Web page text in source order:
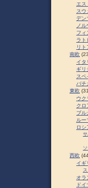
エス
スウ
デン
ノ
フィ
ラト
リト
南欧
イタ
ギリ
スペ
バチ
東欧
ウク
クロ
ブル
ルー
ロシ
サ
西欧
イギ
オラ
ドイ